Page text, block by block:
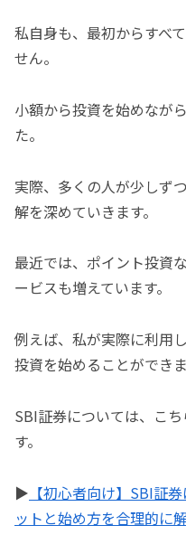
私自身も、最初からすべ
せん。
小額から投資を始めなが
た。
実際、多くの人が少しず
解を深めていきます。
最近では、ポイント投資
ービスも増えています。
例えば、私が実際に利用
投資を始めることができま
SBI証券については、こ
す。
▶ 【初心者向け】SBI証
ットと始め方を合理的に